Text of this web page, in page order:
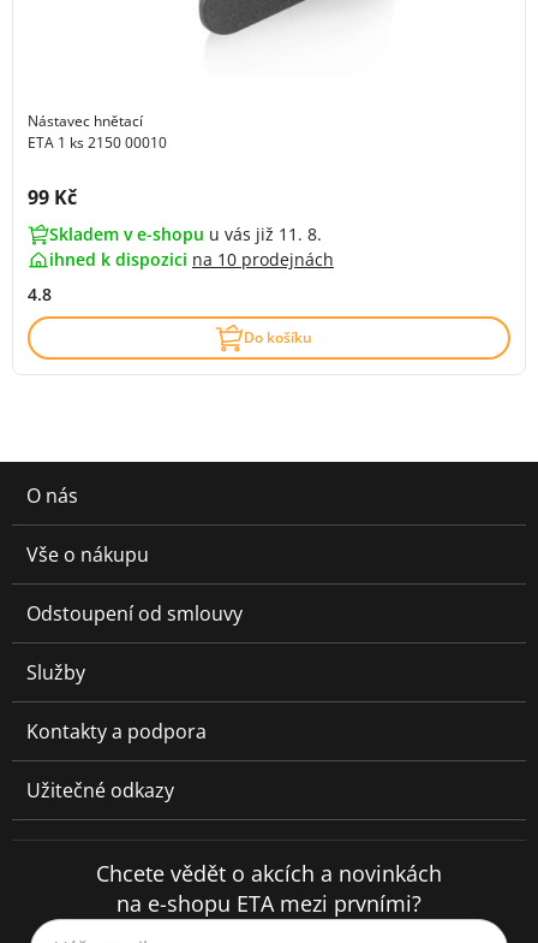
Nástavec hnětací
ETA 1 ks 2150 00010
Cena s DPH:
99 Kč
Skladem v e-shopu u vás již 11. 8.
ihned k dispozici na 10 prodejnách
4.8
Do košíku
O nás
Vše o nákupu
Odstoupení od smlouvy
Služby
Kontakty a podpora
Užitečné odkazy
Chcete vědět o akcích a novinkách
na e-shopu ETA mezi prvními?
Váš e-mail